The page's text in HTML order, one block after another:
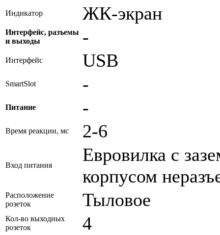
Индикатор ЖК-экран
Интерфейс, разъемы
и выходы
-
Интерфейс USB
SmartSlot -
Питание -
Время реакции, мс 2-6
Вход питания
Евровилка с
корпусом
Расположение
розеток
Тыловое
Кол-во выходных
розеток
4